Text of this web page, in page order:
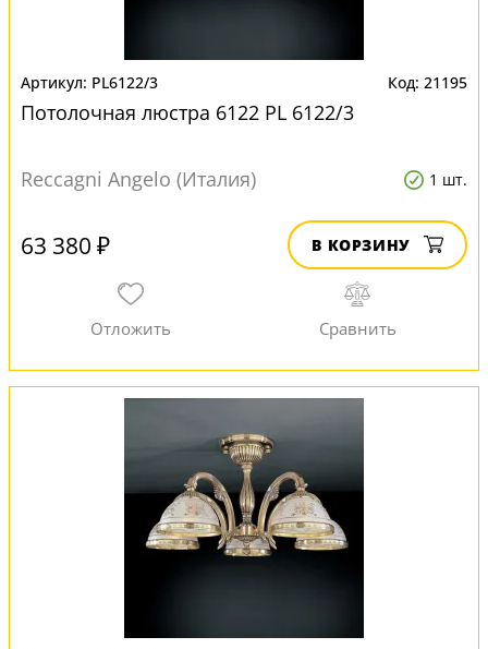
PL6122/3 21195
Потолочная люстра 6122 PL 6122/3
Reccagni Angelo (Италия) 1 шт.
63 380 ₽ В КОРЗИНУ